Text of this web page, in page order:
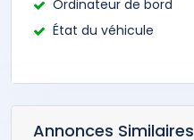
Ordinateur de bord
État du véhicule
Annonces Similaires